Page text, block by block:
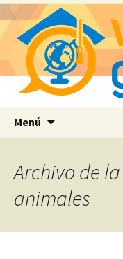
Menú
Archivo de
animales